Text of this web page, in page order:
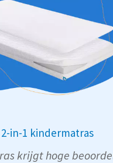
in-1 kindermatras
krijgt hoge